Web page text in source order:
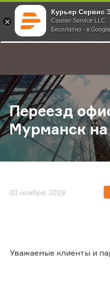
Курьер Сервис
Courier Service LLC
Бесплатно - в
;
Главная О компании
Переезд
Мурманск
01 ноября, 2019
Уважаемые клиенты и